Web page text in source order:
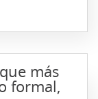
más
formal,